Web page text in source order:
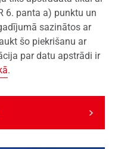
6. panta a) punktu un
sazinātos ar
šo piekrišanu ar
par datu apstrādi ir
.